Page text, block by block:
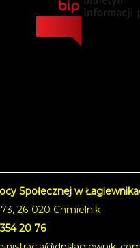
Społecznej w
26-020 Chmielnik
20 76